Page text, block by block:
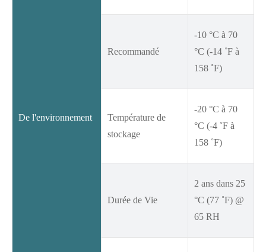
De l'environnement
Recommandé
-10 °C à 70
°C (-14 ˚F à
158 ˚F)
Température de
stockage
-20 °C à 70
°C (-4 ˚F à
158 ˚F)
Durée de Vie
2 ans dans 25
°C (77 ˚F) @
65 RH